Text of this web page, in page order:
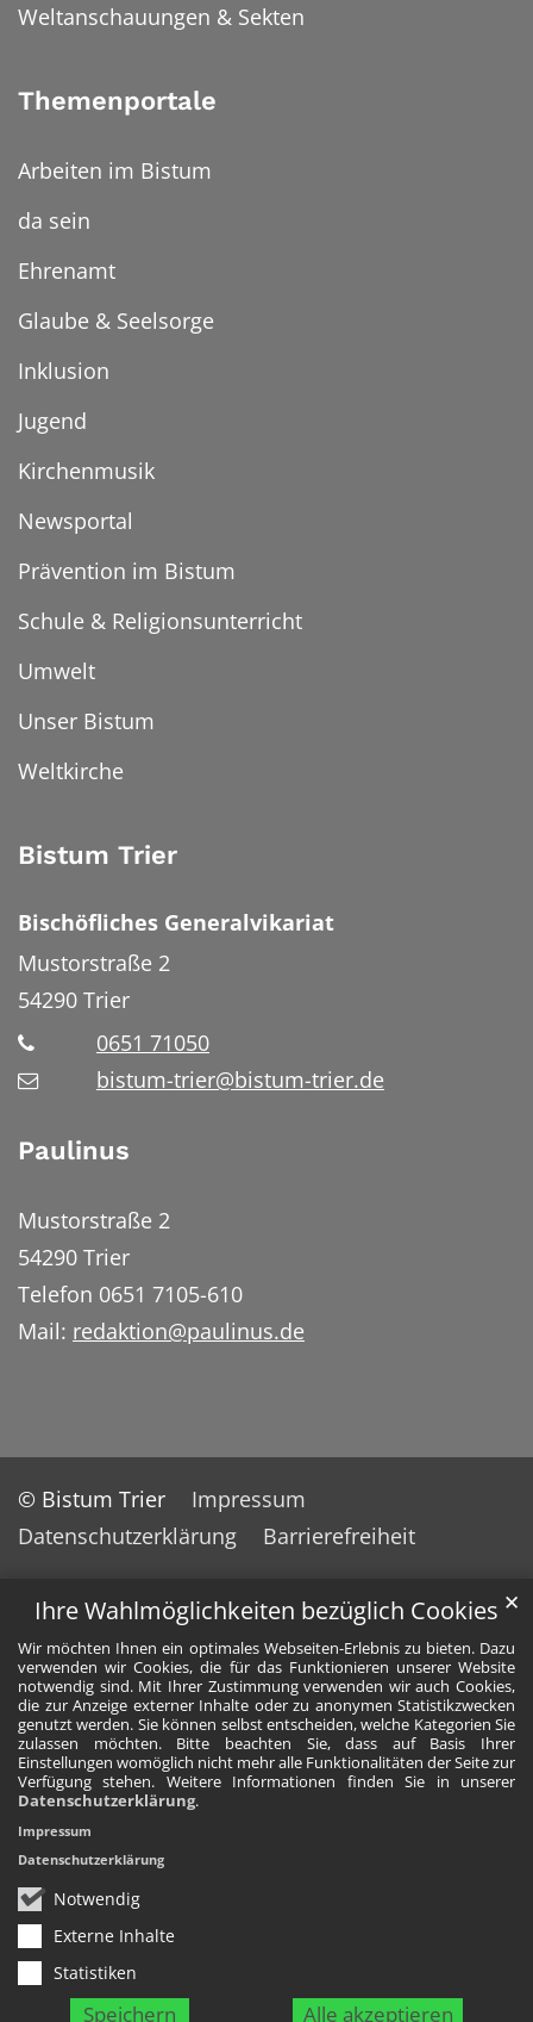
Ihre Wahlmöglichkeiten bezüglich Cookies
Wir möchten Ihnen ein optimales Webseiten-Erlebnis zu bieten. Dazu
verwenden wir Cookies, die für das Funktionieren unserer Website
notwendig sind. Mit Ihrer Zustimmung verwenden wir auch Cookies,
die zur Anzeige externer Inhalte oder zu anonymen Statistikzwecken
genutzt werden. Sie können selbst entscheiden, welche Kategorien Sie
zulassen möchten. Bitte beachten Sie, dass auf Basis Ihrer
Einstellungen womöglich nicht mehr alle Funktionalitäten der Seite zur
Verfügung stehen. Weitere Informationen finden Sie in unserer
Datenschutzerklärung.
Notwendig
Externe Inhalte
Statistiken
Speichern Alle akzeptieren
✕
Impressum
Datenschutzerklärung
Weltanschauungen & Sekten
Themenportale
Arbeiten im Bistum
da sein
Ehrenamt
Glaube & Seelsorge
Inklusion
Jugend
Kirchenmusik
Newsportal
Prävention im Bistum
Schule & Religionsunterricht
Umwelt
Unser Bistum
Weltkirche
Bistum Trier
Bischöfliches Generalvikariat
Mustorstraße 2
54290 Trier
0651 71050
bistum-trier@bistum-trier.de
Paulinus
Mustorstraße 2
54290 Trier
Telefon 0651 7105-610
Mail: redaktion@paulinus.de
© Bistum Trier
Impressum
Datenschutzerklärung
Barrierefreiheit